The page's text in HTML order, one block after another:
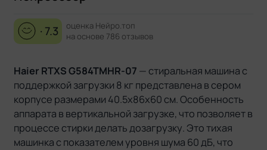
· 7.3
оценка Нейро.топ
на основе 786 отзывов
Haier RTXS G584TMHR-07 — стиральная машина с
поддержкой загрузки 8 кг представлена в сером
корпусе размерами 40.5x86x60 см. Особенность
аппарата в вертикальной загрузке, что позволяет в
процессе стирки делать дозагрузку. Это тихая
машинка с показателем уровня шума 60 дБ, что